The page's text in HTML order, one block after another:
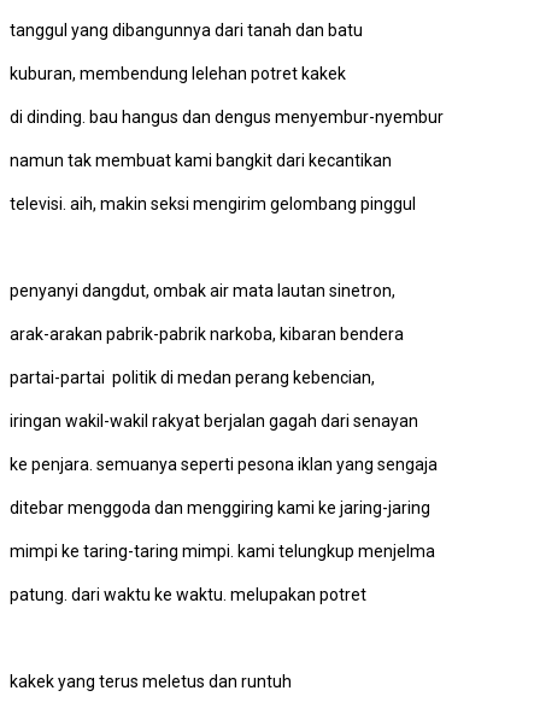
tanggul yang dibangunnya dari tanah dan batu
kuburan, membendung lelehan potret kakek
di dinding. bau hangus dan dengus menyembur-nyembur
namun tak membuat kami bangkit dari kecantikan
televisi. aih, makin seksi mengirim gelombang pinggul
penyanyi dangdut, ombak air mata lautan sinetron,
arak-arakan pabrik-pabrik narkoba, kibaran bendera
partai-partai politik di medan perang kebencian,
iringan wakil-wakil rakyat berjalan gagah dari senayan
ke penjara. semuanya seperti pesona iklan yang sengaja
ditebar menggoda dan menggiring kami ke jaring-jaring
mimpi ke taring-taring mimpi. kami telungkup menjelma
patung. dari waktu ke waktu. melupakan potret
kakek yang terus meletus dan runtuh